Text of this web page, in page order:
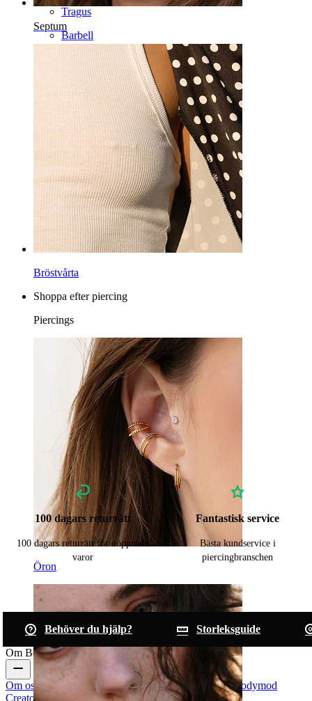
Septum
Bröstvårta
Shoppa efter piercing
Piercings
Öron
Tragus
Barbell
Daith
Hästsko
Ring
Verktyg
Böjd barbell
Örsnibb
Titan
100 dagars returrätt
100 dagars returrätt för oöppnade
varor
Fantastisk service
Bästa kundservice i
piercingbranschen
Behöver du hjälp?
Storleksguide
Om Bodymod
Om ossBlogg KöpvillkorKontakta ossBodymod ProBodymod
CreatorsBodymod Recensioner